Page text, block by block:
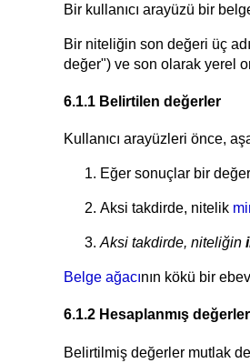
Bir kullanıcı arayüzü bir
Bir niteliğin son değeri üç
değer") ve son olarak yerel
6.1.1 Belirtilen değerler
Kullanıcı arayüzleri önce,
Eğer sonuçlar bir
Aksi takdirde, nitelik
Aksi takdirde, niteliğin
Belge ağacının kökü bir
6.1.2 Hesaplanmış değerler
Belirtilmiş değerler mutlak